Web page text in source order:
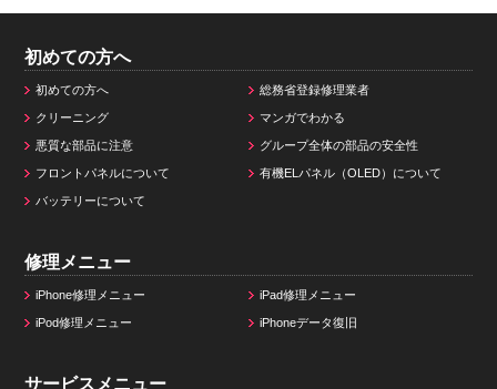
初めての方へ
初めての方へ 総務省登録修理業者
クリーニング マンガでわかる
悪質な部品に注意 グループ全体の部品の安全性
フロントパネルについて 有機ELパネル（OLED）について
バッテリーについて
修理メニュー
iPhone修理メニュー iPad修理メニュー
iPod修理メニュー iPhoneデータ復旧
サービスメニュー